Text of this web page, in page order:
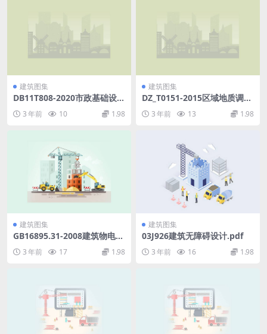
建筑图集
DB11T808-2020市政基础设施
3 年前 10 1.98
建筑图集
DZ_T0151-2015区域地质调查
中遥感技术规定(1_50000).pd
f
3 年前 13 1.98
建筑图集
GB16895.31-2008建筑物电气
装置第7-717部分：特殊装置
或场所的要求移动的或可搬运
3 年前 17 1.98
建筑图集
03J926建筑无障碍设计.pdf
3 年前 16 1.98